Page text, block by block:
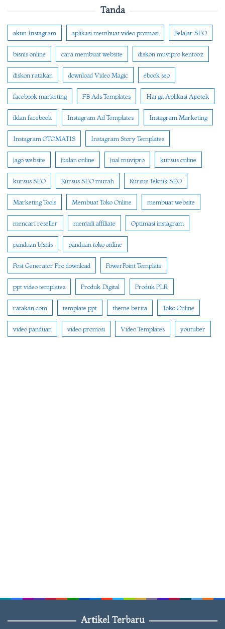
Tanda
akun Instagram aplikasi membuat video promosi Belajar SEO
bisnis online cara membuat website diskon muvipro kentooz
diskon ratakan download Video Magic ebook seo
facebook marketing FB Ads Templates Harga Aplikasi Apotek
iklan facebook Instagram Ad Templates Instagram Marketing
Instagram OTOMATIS Instagram Story Templates
jago website jualan online jual muvipro kursus online
kursus SEO Kursus SEO murah Kursus Teknik SEO
Marketing Tools Membuat Toko Online membuat website
mencari reseller menjadi affiliate Optimasi instagram
panduan bisnis panduan toko online
Post Generator Pro download PowerPoint Template
ppt video templates Produk Digital Produk PLR
ratakan.com template ppt theme berita Toko Online
video panduan video promosi Video Templates youtuber
Artikel Terbaru